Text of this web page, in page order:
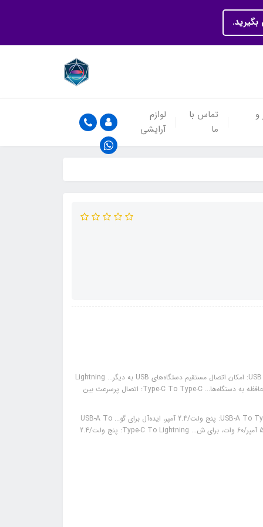
و
تماس با
ما
لوازم
آرایشی
وسایل همراه: Micro USB OTG: مناسب برای اتصال دستگاه‌هایی که از... USB OTG: امکان اتصال مستقیم دستگاه‌های USB به دیگر... Lightning
OTG: برای دستگاه‌های اپل با پورت Lightni... Card PIN: قابلیت اتصال کارت‌های حافظه به دستگاه‌ها... Type-C To Type-C: اتصال پرسرعت بین
ولتاژ کاری: USB-A To Micro USB: پنج ولت/2.4 آمپر، مناسب برای ش... USB-A To Type-C: پنج ولت/2.4 آمپر، ایده‌آل برای گو... USB-A To
Lightning: پنج ولت/2.4 آمپر، شارژ سریع و... Type-C To Type-C: دوازده ولت/5 آمپر/60 وات، برای ش... Type-C To Lightning: پنج ولت/2.4